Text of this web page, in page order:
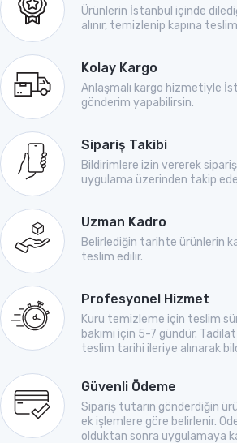
Ürünlerin İstanbul içinde
alınır, temizlenip kapına
Kolay Kargo
Anlaşmalı kargo hizmetiyle
gönderim yapabilirsin.
Sipariş Takibi
Bildirimlere izin vererek
uygulama üzerinden takip
Uzman Kadro
Belirlediğin tarihte ürünlerin
teslim edilir.
Profesyonel Hizmet
Kuru temizleme için teslim
bakımı için 5-7 gündür.
teslim tarihi ileriye alınarak
Güvenli Ödeme
Sipariş tutarın gönderdiğin
ek işlemlere göre belirlenir.
olduktan sonra uygulamaya